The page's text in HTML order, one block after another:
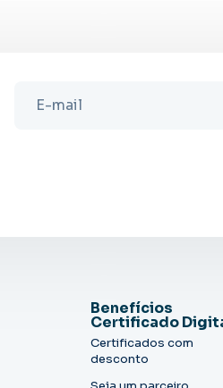
Benefícios
Certificado
Certificados com
desconto